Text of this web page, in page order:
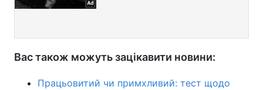
Вас також можуть зацікавити новини:
Працьовитий чи примхливий: тест щодо